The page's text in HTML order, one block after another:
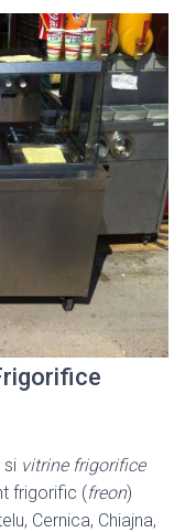
si vitrine frigorifice
frigorific (freon)
Cernica, Chiajna,